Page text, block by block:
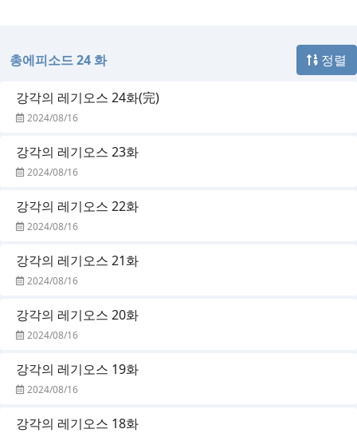
총에피소드 24 화 정렬
강각의 레기오스 24화(完)
2024/08/16
강각의 레기오스 23화
2024/08/16
강각의 레기오스 22화
2024/08/16
강각의 레기오스 21화
2024/08/16
강각의 레기오스 20화
2024/08/16
강각의 레기오스 19화
2024/08/16
강각의 레기오스 18화